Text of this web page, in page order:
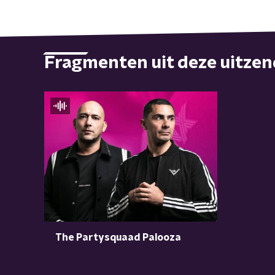
Fragmenten uit deze
The Partysquaad Palooza